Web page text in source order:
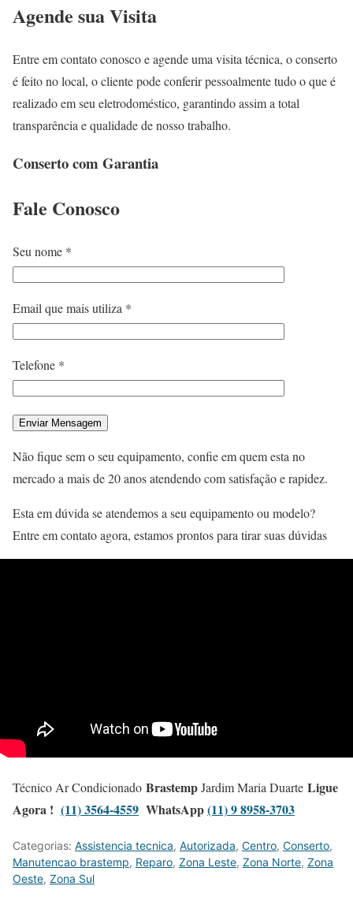
Agende sua Visita
Entre em contato conosco e agende uma visita técnica, o conserto
é feito no local, o cliente pode conferir pessoalmente tudo o que é
realizado em seu eletrodoméstico, garantindo assim a total
transparência e qualidade de nosso trabalho.
Conserto com Garantia
Fale Conosco
Seu nome *
Email que mais utiliza *
Telefone *
Não fique sem o seu equipamento, confie em quem esta no
mercado a mais de 20 anos atendendo com satisfação e rapidez.
Esta em dúvida se atendemos a seu equipamento ou modelo?
Entre em contato agora, estamos prontos para tirar suas dúvidas
Técnico Ar Condicionado BrastempJardim Maria Duarte Ligue
Agora ! (11) 3564-4559 WhatsApp(11) 9 8958-3703
Categorias: Assistencia tecnica, Autorizada, Centro, Conserto,
Manutencao brastemp, Reparo, Zona Leste, Zona Norte, Zona
Oeste, Zona Sul